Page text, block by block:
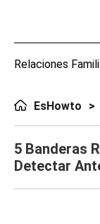
Relaciones
EsHowto
5 Banderas
Detectar